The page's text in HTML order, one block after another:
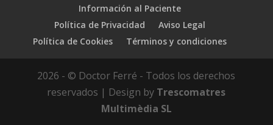
Información al Paciente
Política de Privacidad
Aviso Legal
Política de Cookies
Términos y condiciones
2026 - © Doctor Ferré - Todos los derechos
reservados | Design by Trescomatres
Multimèdia SL